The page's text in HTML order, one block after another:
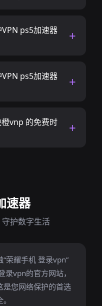
ps5加速器
ps5加速器
vnp 的免费时
速器
护数字生活
荣耀手机 登录vpn”
录vpn的官方网站，
是您网络保护的首选